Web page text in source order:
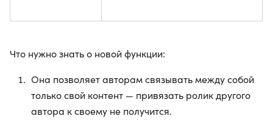
Что нужно знать о новой функции:
Она позволяет авторам связывать между собой
только свой контент — привязать ролик другого
автора к своему не получится.